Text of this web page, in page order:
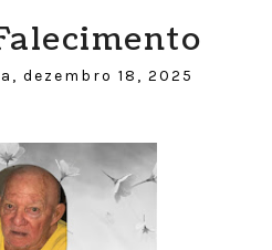
dezembro 18, 2025